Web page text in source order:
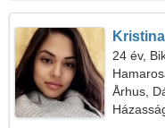
Kristina
24 év,
Århus,